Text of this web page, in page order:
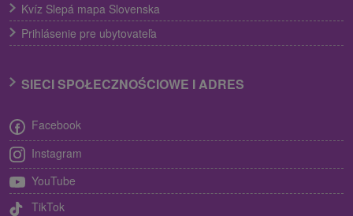
Kvíz Slepá mapa Slovenska
Prihlásenie pre ubytovateľa
SIECI SPOŁECZNOŚCIOWE I ADRES
Facebook
Instagram
YouTube
TikTok